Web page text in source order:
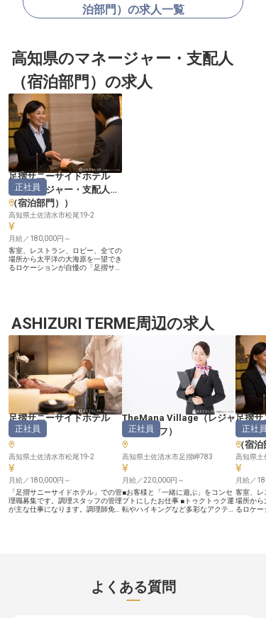
泊部門）の求人一覧
高知県のマネージャー・支配人
（宿泊部門）の求人
足摺サニーサイドホテル
（マネージャー・支配人
（宿泊部門）
）
正社員
高知県土佐清水市松尾19-2
月給／180,000円～
客室、レストラン、ロビー、全ての
場所から太平洋の大海原を一望でき
るロケーションが自慢の「足摺サニ
屋のご案内をするフロント業務をや
りながら、ホテル全体の経営管理も
お任せします。月給は最大25万円
の高待遇！幅広く活躍したい方にお
すすめです。※この求人は2021年5
月7日の情報です
ASHIZURI TERME周辺の求人
足摺サニーサイドホテル
（和食）
正社員
高知県土佐清水市松尾19-2
月給／180,000円～
「足摺サニーサイドホテル」での管
理職募集です。調理スタッフの管理
が主な仕事になります。調理師免許
す。料理長の下について技術を磨く
チャンスです。※この求人は2021年
TheMana Village（レジャ
ースタッフ ）
正社員
高知県土佐清水市足摺岬783
月給／220,000円～
■お客様と「一緒に遊ぶ」をコンセ
プトにしたお仕事 ■トゥクトゥク運
転やハイキングなど多彩なアクティ
然の中でのハイキング、釣りなどの
レジャーに同行し、お客様の旅がよ
り一層輝くようお手伝いします。
足摺サ
（マネ
（宿泊
正社員
高知県土
月給／
客室、レ
場所から
るロケー
よくある質問